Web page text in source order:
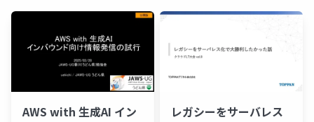
AWS with 生成AI イン
レガシーをサーバレス